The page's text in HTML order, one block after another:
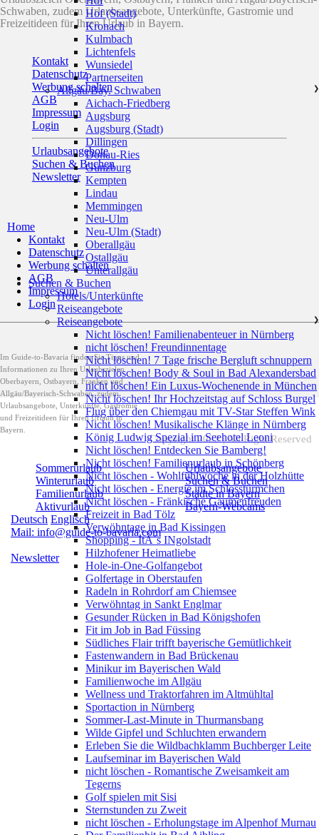
Schwaben, zudem Urlaubsangebote, Unterkünfte, Gastromie und
Freizeitideen für Ihren Urlaub in Bayern.
Kontakt
Datenschutz
Werbung schalten
AGB
Impressum
Login
Urlaubsangebote
Suchen & Buchen
Newsletter
Home
Kontakt
Datenschutz
Werbung schalten
AGB
Impressum
Login
Im Guide-to-Bavaria finden Sie Tipps und
Informationen zu Ihren Urlaubszielen
Oberbayern, Ostbayern, Franken und
Allgäu/Bayerisch-Schwaben, zudem
Urlaubsangebote, Unterkünfte, Gastromie
und Freizeitideen für Ihren Urlaub in
Bayern.
Sommerurlaub
Winterurlaub
Familienurlaub
Aktivurlaub
Urlaubsangebote
Suchen & Buchen
Städte in Bayern
Bayern-Webcams
Deutsch Englisch
Mail: info@guide-to-bavaria.com
Newsletter
Copyright 2022 | All Right Reserved
Hof (Stadt)
Kronach
Kulmbach
Lichtenfels
Wunsiedel
Partnerseiten
Allgäu/Bay. Schwaben
❯
Aichach-Friedberg
Augsburg
Augsburg (Stadt)
Dillingen
Donau-Ries
Günzburg
Kempten
Lindau
Memmingen
Neu-Ulm
Neu-Ulm (Stadt)
Oberallgäu
Ostallgäu
Unterallgäu
Suchen & Buchen
Hotels/Unterkünfte
Reiseangebote
Reiseangebote
❯
Nicht löschen! Familienabenteuer in Nürnberg
nicht löschen! Freundinnentage
Nicht löschen! 7 Tage frische Bergluft schnuppern
Nicht löschen! Body & Soul in Bad Alexandersbad
nicht löschen! Ein Luxus-Wochenende in München
Nicht löschen! Ihr Hochzeitstag auf Schloss Burgel
Flug über den Chiemgau mit TV-Star Steffen Wink
Nicht löschen! Musikalische Klänge in Nürnberg
König Ludwig Spezial im Seehotel Leoni
Nicht löschen! Entdecken Sie Bamberg!
Nicht löschen! Familienurlaub in Schönberg
Nicht löschen - Wohlfühlwoche in der Holzhütte
Nicht löschen - Energie im Schlosstürmchen
Nicht löschen - Fränkische Gaumenfreuden
Freizeit in Bad Tölz
Verwöhntage in Bad Kissingen
Shopping - ItÂ´s INgolstadt
Hilzhofener Heimatliebe
Hole-in-One-Golfangebot
Golfertage in Oberstaufen
Radeln in Rohrdorf am Chiemsee
Verwöhntag in Sankt Englmar
Gesunder Rücken in Bad Königshofen
Fit im Job in Bad Füssing
Südliches Flair trifft bayerische Gemütlichkeit
Fastenwandern in Bad Brückenau
Minikur im Bayerischen Wald
Familienwoche im Allgäu
Wellness und Traktorfahren im Altmühltal
Sportaction in Nürnberg
Sommer-Last-Minute in Thurmansbang
Wilde Gipfel und Schluchten erwandern
Erleben Sie die Wildbachklamm Buchberger Leite
Laufseminar im Bayerischen Wald
nicht löschen - Romantische Zweisamkeit am
Tegerns
Golf spielen mit Sisi
Sternstunden zu Zweit
nicht löschen - Erholungstage im Alpenhof Murnau